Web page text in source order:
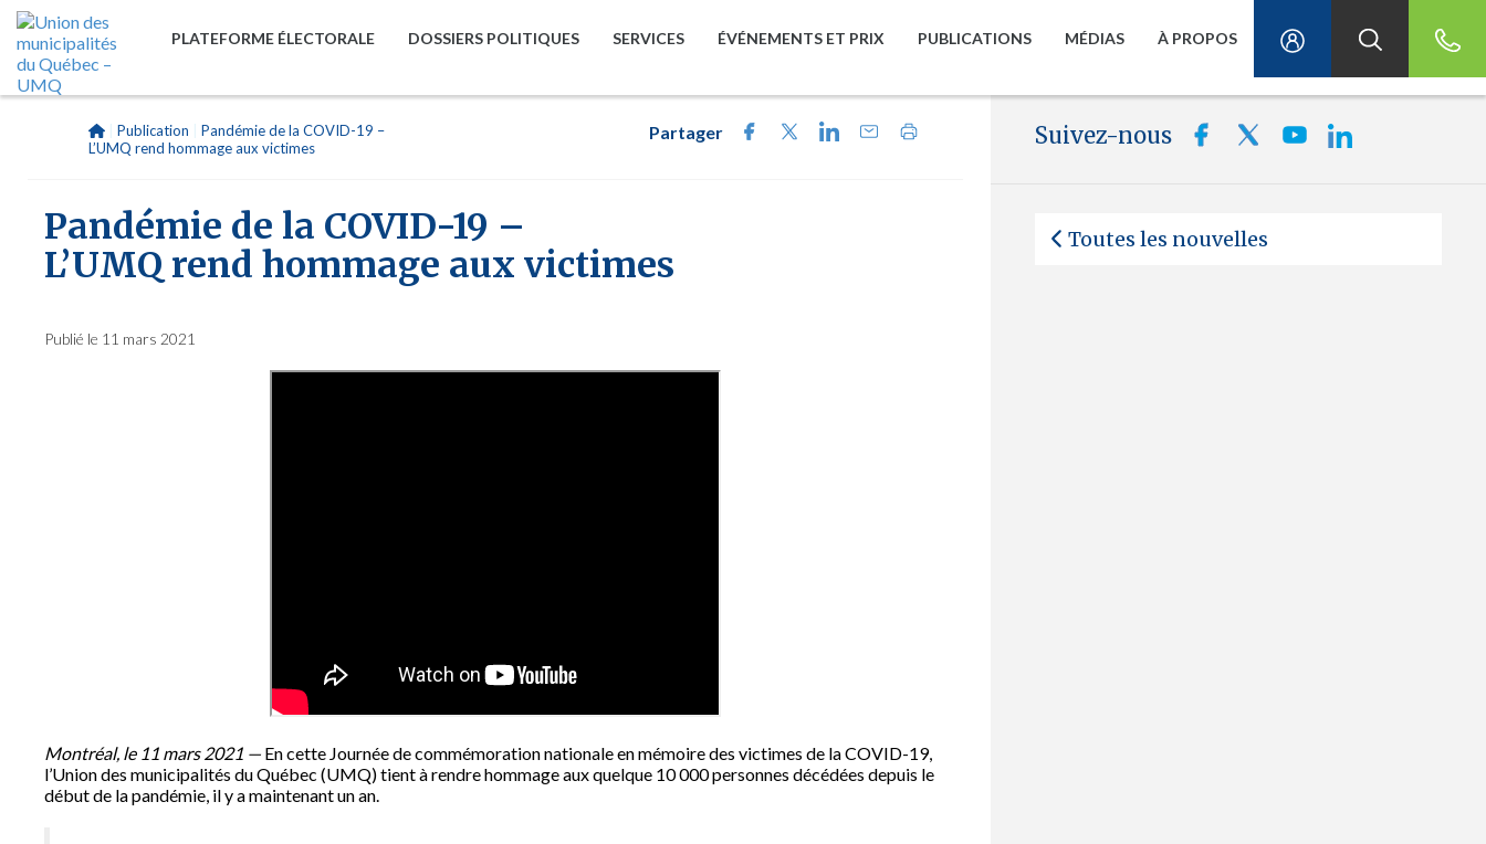
PLATEFORME ÉLECTORALE DOSSIERS POLITIQUES SERVICES ÉVÉNEMENTS ET PRIX PUBLICATIONS MÉDIAS À PROPOS
| Publication
Pandémie de la COVID-19 –
L’UMQ rend hommage aux victimes
Partager
Pandémie de la COVID-19 –
L’UMQ rend hommage aux victimes
Publié le 11 mars 2021
Montréal, le 11 mars 2021 — En cette Journée de commémoration nationale en mémoire des victimes de la COVID-19,
l’Union des municipalités du Québec (UMQ) tient à rendre hommage aux quelque 10 000 personnes décédées depuis le
début de la pandémie, il y a maintenant un an.
Suivez-nous
Toutes les nouvelles